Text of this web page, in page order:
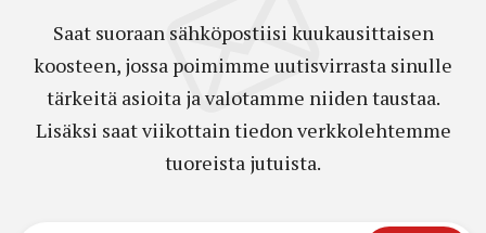
Saat suoraan sähköpostiisi kuukausittaisen
koosteen, jossa poimimme uutisvirrasta sinulle
tärkeitä asioita ja valotamme niiden taustaa.
Lisäksi saat viikottain tiedon verkkolehtemme
tuoreista jutuista.